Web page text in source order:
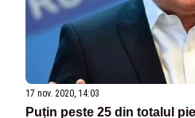
17 nov. 2020, 14:03
Puțin peste 25 din totalul